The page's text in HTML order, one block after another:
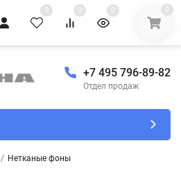
0 0 0 0
+7 495 796-89-82
Отдел продаж
/ Нетканые фоны